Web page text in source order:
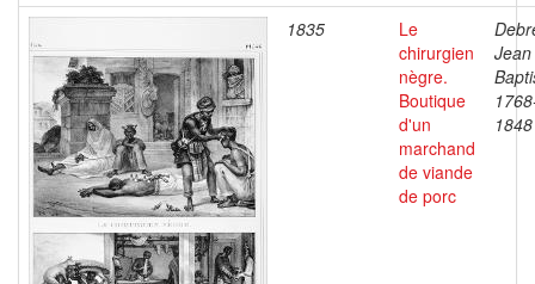
1835
Le
chirurgien
nègre.
Boutique
d'un
marchand
de viande
de porc
Jean
1848